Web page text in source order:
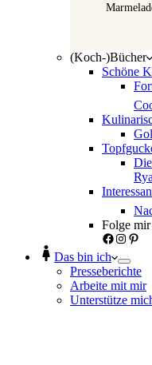
(Koch-)Bücher
Schöne
Folge
Facebook
Das bin ich
Presseberichte
Arbeite mit mir
Unterstütze